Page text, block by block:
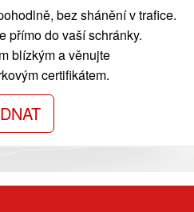
bez shánění v trafice.
přímo do vaší schránky.
blízkým a věnujte
certifikátem.